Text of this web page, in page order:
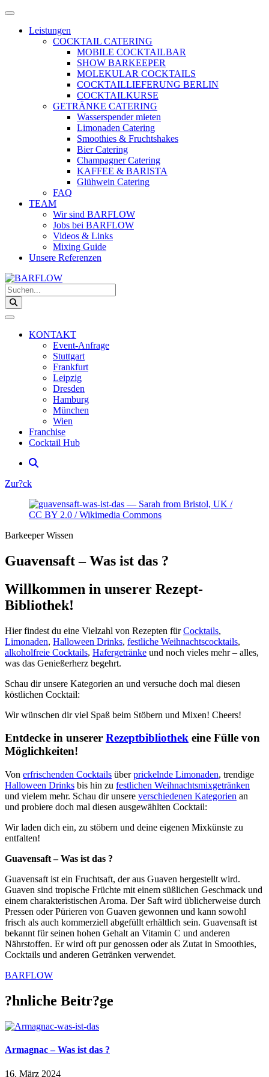
Zum
springen
Menü
öffnenLeistungen
COCKTAIL CATERING
MOBILE COCKTAILBAR
SHOW BARKEEPER
MOLEKULAR COCKTAILS
COCKTAILLIEFERUNG BERLIN
COCKTAILKURSE
GETRÄNKE CATERING
Wasserspender mieten
Limonaden Catering
Smoothies & Fruchtshakes
Bier Catering
Champagner Catering
KAFFEE & BARISTA
Glühwein Catering
FAQ
TEAM
Wir sind BARFLOW
Jobs bei BARFLOW
Videos & Links
Mixing Guide
Unsere Referenzen
Suchen...
KONTAKT
Event-Anfrage
Stuttgart
Frankfurt
Leipzig
Dresden
Hamburg
München
Wien
Franchise
Cocktail Hub
Zur?ck
Barkeeper Wissen
Guavensaft – Was ist das ?
Willkommen in unserer Rezept-
Bibliothek!
Hier findest du eine Vielzahl von Rezepten fürCocktails,
Limonaden, Halloween Drinks, festliche Weihnachtscocktails,
alkoholfreie Cocktails, Hafergetränke und noch vieles mehr – alles,
was das Genießerherz begehrt.
Schau dir unsere Kategorien an und versuche doch mal diesen
köstlichen Cocktail:
Wir wünschen dir viel Spaß beim Stöbern und Mixen! Cheers!
Entdecke in unserer Rezeptbibliothek eine Fülle von
Möglichkeiten!
Von erfrischenden Cocktails überprickelnde Limonaden, trendige
Halloween Drinks bis hin zu festlichen Weihnachtsmixgetränken
und vielem mehr. Schau dir unsere verschiedenen Kategorien an
und probiere doch mal diesen ausgewählten Cocktail:
Wir laden dich ein, zu stöbern und deine eigenen Mixkünste zu
entfalten!
Guavensaft – Was ist das ?
Guavensaft ist ein Fruchtsaft, der aus Guaven hergestellt wird.
Guaven sind tropische Früchte mit einem süßlichen Geschmack und
einem charakteristischen Aroma. Der Saft wird üblicherweise durch
Pressen oder Pürieren von Guaven gewonnen und kann sowohl
frisch als auch kommerziell abgefüllt erhältlich sein. Guavensaft ist
bekannt für seinen hohen Gehalt an Vitamin C und anderen
Nährstoffen. Er wird oft pur genossen oder als Zutat in Smoothies,
Cocktails und anderen Getränken verwendet.
BARFLOW
?hnliche Beitr?ge
Armagnac – Was ist das ?
16. März 2024